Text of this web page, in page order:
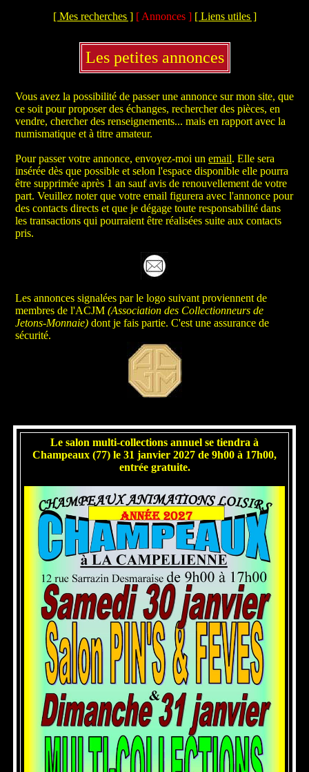
[ Mes recherches ] [ Annonces ] [ Liens utiles ]
Les petites annonces
Vous avez la possibilité de passer une annonce sur mon site, que
ce soit pour proposer des échanges, rechercher des pièces, en
vendre, chercher des renseignements... mais en rapport avec la
numismatique et à titre amateur.
Pour passer votre annonce, envoyez-moi un email. Elle sera
insérée dès que possible et selon l'espace disponible elle pourra
être supprimée après 1 an sauf avis de renouvellement de votre
part. Veuillez noter que votre email figurera avec l'annonce pour
des contacts directs et que je dégage toute responsabilité dans
les transactions qui pourraient être réalisées suite aux contacts
pris.
Les annonces signalées par le logo suivant proviennent de
membres de l'ACJM (Association des Collectionneurs de
Jetons-Monnaie) dont je fais partie. C'est une assurance de
sécurité.
Le salon multi-collections annuel se tiendra à
Champeaux (77) le 31 janvier 2027 de 9h00 à 17h00,
entrée gratuite.